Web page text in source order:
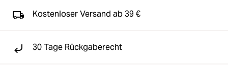
Kostenloser Versand ab 39 €
30 Tage Rückgaberecht